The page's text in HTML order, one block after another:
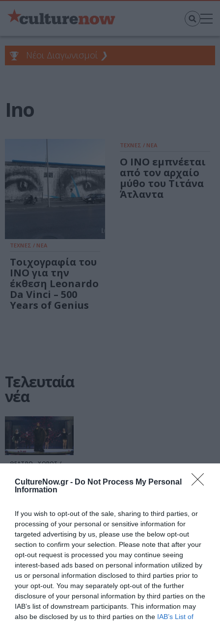
CultureNow.gr - Do Not Process My Personal
Information
If you wish to opt-out of the sale, sharing to third parties, or
processing of your personal or sensitive information for
targeted advertising by us, please use the below opt-out
section to confirm your selection. Please note that after your
opt-out request is processed you may continue seeing
interest-based ads based on personal information utilized by
us or personal information disclosed to third parties prior to
your opt-out. You may separately opt-out of the further
disclosure of your personal information by third parties on the
IAB’s list of downstream participants. This information may
also be disclosed by us to third parties on the IAB’s List of
Νέοι Διαγωνισμοί ❯
Ino
ΤΕΧΝΕΣ / ΝΕΑ
Τοιχογραφία του
INO για την
έκθεση Leonardo
Da Vinci – 500
Years of Genius
ΤΕΧΝΕΣ / ΝΕΑ
Ο ΙΝΟ εμπνέεται
από τον αρχαίο
μύθο του Τιτάνα
Άτλαντα
Τελευταία
νέα
ΘΕΑΤΡΟ - ΧΟΡΟΣ /
Αυτή η
μένει, του
Θάνου
Αλεξανδρή
σε
σκηνοθεσία
Αστέριου
Πελτέκη
στο Θέατρο
Ολύμπια